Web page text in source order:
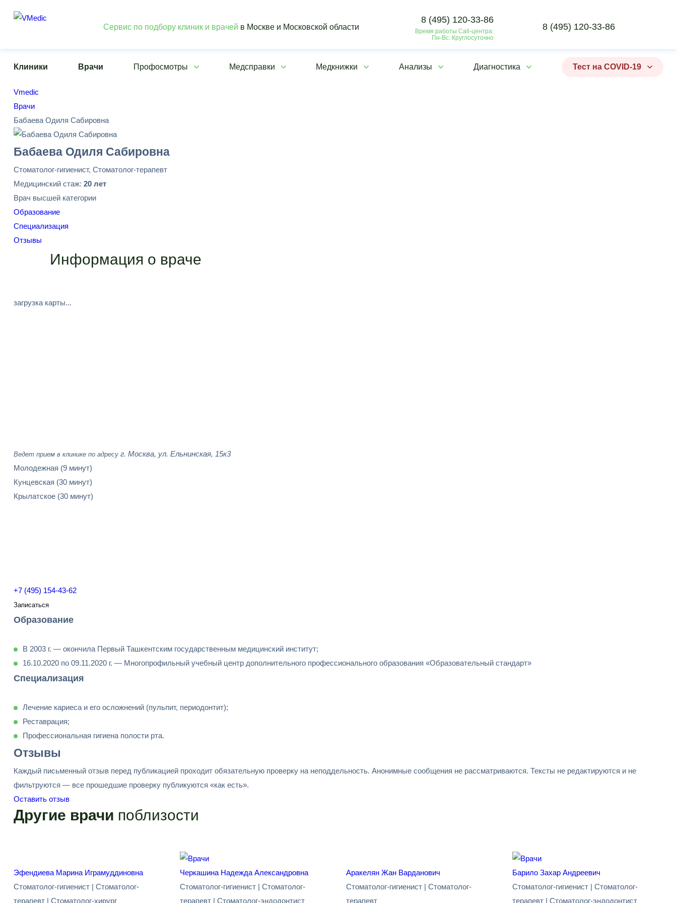
Сервис по подбору клиник и врачей в Москве и Московской области
8 (495) 120-33-86
Время работы Call-центра:
Пн-Вс: Круглосуточно
8 (495) 120-33-86
Клиники Врачи Профосмотры Медсправки Медкнижки Анализы Диагностика Тест на COVID-19
Vmedic
Врачи
Бабаева Одиля Сабировна
Бабаева Одиля Сабировна
Стоматолог-гигиенист, Стоматолог-терапевт
Медицинский стаж: 20 лет
Врач высшей категории
Образование
Специализация
Отзывы
Информация о враче
загрузка карты...
Ведет прием в клинике по адресу г. Москва, ул. Ельнинская, 15к3
Молодежная (9 минут)
Кунцевская (30 минут)
Крылатское (30 минут)
+7 (495) 154-43-62
Записаться
Образование
В 2003 г. — окончила Первый Ташкентским государственным медицинский институт;
16.10.2020 по 09.11.2020 г. — Многопрофильный учебный центр дополнительного профессионального образования «Образовательный стандарт»
Специализация
Лечение кариеса и его осложнений (пульпит, периодонтит);
Реставрация;
Профессиональная гигиена полости рта.
Отзывы
Каждый письменный отзыв перед публикацией проходит обязательную проверку на неподдельность. Анонимные сообщения не рассматриваются. Тексты не редактируются и не
фильтруются — все прошедшие проверку публикуются «как есть».
Оставить отзыв
Другие врачи поблизости
Эфендиева Марина Играмуддиновна
Стоматолог-гигиенист | Стоматолог-
терапевт | Стоматолог-хирург
Черкашина Надежда Александровна
Стоматолог-гигиенист | Стоматолог-
терапевт | Стоматолог-эндодонтист
Аракелян Жан Варданович
Стоматолог-гигиенист | Стоматолог-
терапевт
Барило Захар Андреевич
Стоматолог-гигиенист | Стоматолог-
терапевт | Стоматолог-эндодонтист